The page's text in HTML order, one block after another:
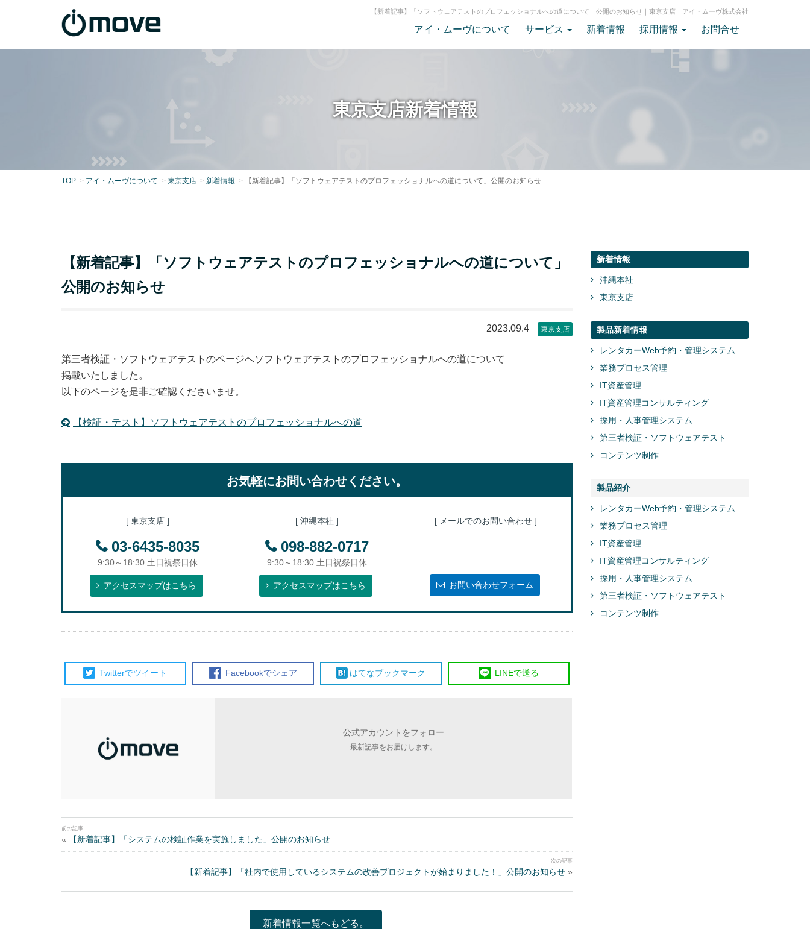
【新着記事】「ソフトウェアテストのプロフェッショナルへの道について」公開のお知らせ｜東京支店｜アイ・ムーヴ株式会社
アイ・ムーヴについて サービス 新着情報 採用情報 お問合せ
東京支店新着情報
TOP アイ・ムーヴについて 東京支店 新着情報 【新着記事】「ソフトウェアテストのプロフェッショナルへの道について」公開のお知らせ
【新着記事】「ソフトウェアテストのプロフェッショナルへの道について」
公開のお知らせ
2023.09.4 東京支店
第三者検証・ソフトウェアテストのページへソフトウェアテストのプロフェッショナルへの道について
掲載いたしました。
以下のページを是非ご確認くださいませ。
【検証・テスト】ソフトウェアテストのプロフェッショナルへの道
お気軽にお問い合わせください。
[ 東京支店 ]
03-6435-8035
9:30～18:30 土日祝祭日休
アクセスマップはこちら
[ 沖縄本社 ]
098-882-0717
9:30～18:30 土日祝祭日休
アクセスマップはこちら
[ メールでのお問い合わせ ]
お問い合わせフォーム
Twitterでツイート Facebookでシェア はてなブックマーク LINEで送る
公式アカウントをフォロー
最新記事をお届けします。
« 【新着記事】「システムの検証作業を実施しました」公開のお知らせ
【新着記事】「社内で使用しているシステムの改善プロジェクトが始まりました！」公開のお知らせ»
新着情報一覧へもどる。
新着情報
沖縄本社
東京支店
製品新着情報
レンタカーWeb予約・管理システム
業務プロセス管理
IT資産管理
IT資産管理コンサルティング
採用・人事管理システム
第三者検証・ソフトウェアテスト
コンテンツ制作
製品紹介
レンタカーWeb予約・管理システム
業務プロセス管理
IT資産管理
IT資産管理コンサルティング
採用・人事管理システム
第三者検証・ソフトウェアテスト
コンテンツ制作